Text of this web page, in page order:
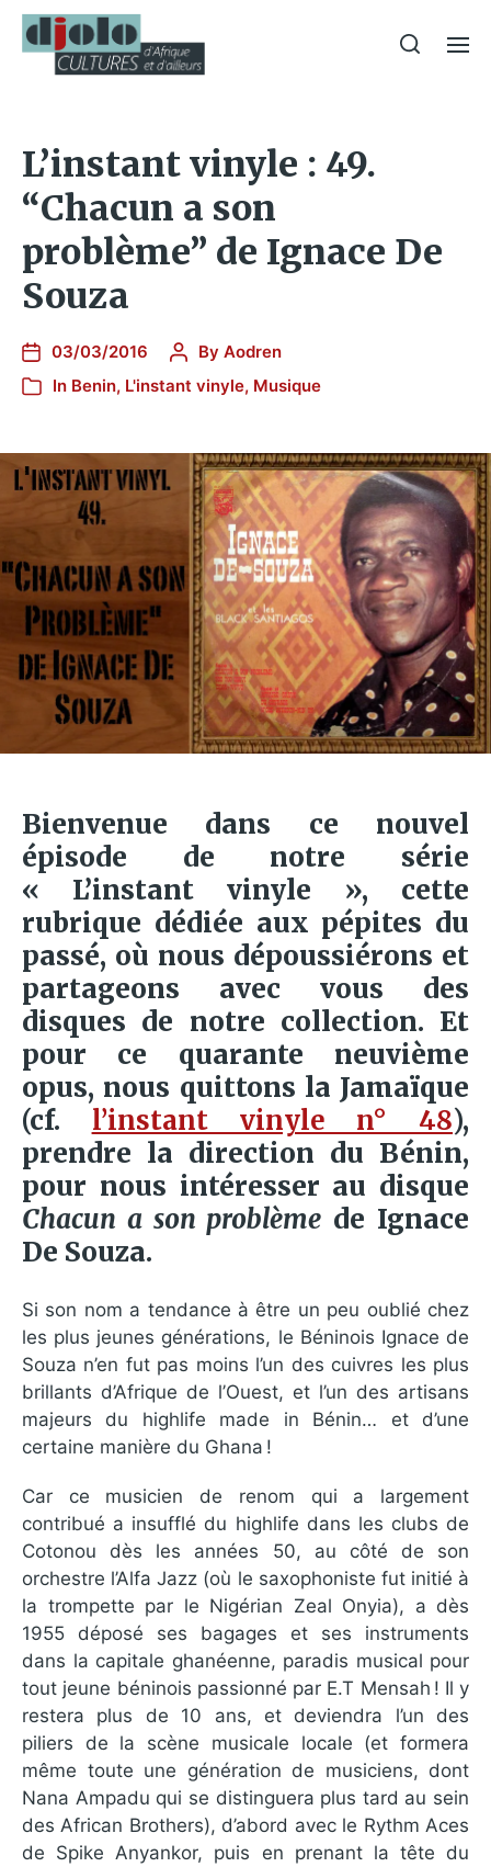
L’instant vinyle : 49.
“Chacun a son
problème” de Ignace De
Souza
03/03/2016 By Aodren
In Benin, L'instant vinyle, Musique
Bienvenue dans ce nouvel
épisode de notre série
« L’instant vinyle », cette
rubrique dédiée aux pépites du
passé, où nous dépoussiérons et
partageons avec vous des
disques de notre collection. Et
pour ce quarante neuvième
opus, nous quittons la Jamaïque
(cf. l’instant vinyle n° 48),
prendre la direction du Bénin,
pour nous intéresser au disque
Chacun a son problème de Ignace
De Souza.
Si son nom a tendance à être un peu oublié chez
les plus jeunes générations, le Béninois Ignace de
Souza n’en fut pas moins l’un des cuivres les plus
brillants d’Afrique de l’Ouest, et l’un des artisans
majeurs du highlife made in Bénin… et d’une
certaine manière du Ghana !
Car ce musicien de renom qui a largement
contribué a insufflé du highlife dans les clubs de
Cotonou dès les années 50, au côté de son
orchestre l’Alfa Jazz (où le saxophoniste fut initié à
la trompette par le Nigérian Zeal Onyia), a dès
1955 déposé ses bagages et ses instruments
dans la capitale ghanéenne, paradis musical pour
tout jeune béninois passionné par E.T Mensah ! Il y
restera plus de 10 ans, et deviendra l’un des
piliers de la scène musicale locale (et formera
même toute une génération de musiciens, dont
Nana Ampadu qui se distinguera plus tard au sein
des African Brothers), d’abord avec le Rythm Aces
de Spike Anyankor, puis en prenant la tête du